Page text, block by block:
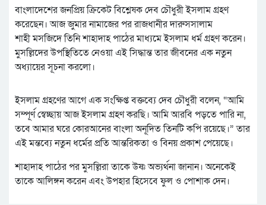
বাংলাদেশের জনপ্রিয় ক্রিকেট বিশ্লেষক দেব চৌধুরী ইসলাম গ্রহণ
করেছেন। আজ জুমার নামাজের পর রাজধানীর দারুসসালাম
শাহী মসজিদে তিনি শাহাদাহ পাঠের মাধ্যমে ইসলাম ধর্ম গ্রহণ করেন।
মুসল্লিদের উপস্থিতিতে নেওয়া এই সিদ্ধান্ত তার জীবনের এক নতুন
অধ্যায়ের সূচনা করলো।
ইসলাম গ্রহণের আগে এক সংক্ষিপ্ত বক্তব্যে দেব চৌধুরী বলেন, “আমি
সম্পূর্ণ স্বেচ্ছায় আজ ইসলাম গ্রহণ করছি। আমি আরবি পড়তে পারি না,
তবে আমার ঘরে কোরআনের বাংলা অনূদিত তিনটি কপি রয়েছে।” তার
এই মন্তব্যে নতুন ধর্মের প্রতি আন্তরিকতা ও বিনয় প্রকাশ পেয়েছে।
শাহাদাহ পাঠের পর মুসল্লিরা তাকে উষ্ণ অভ্যর্থনা জানান। অনেকেই
তাকে আলিঙ্গন করেন এবং উপহার হিসেবে ফুল ও পোশাক দেন।